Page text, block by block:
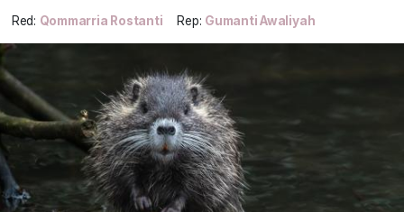
Red: Qommarria Rostanti Rep: Gumanti Awaliyah